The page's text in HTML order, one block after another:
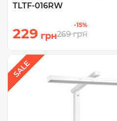
TLTF-016RW
229 грн
-15%
269 грн